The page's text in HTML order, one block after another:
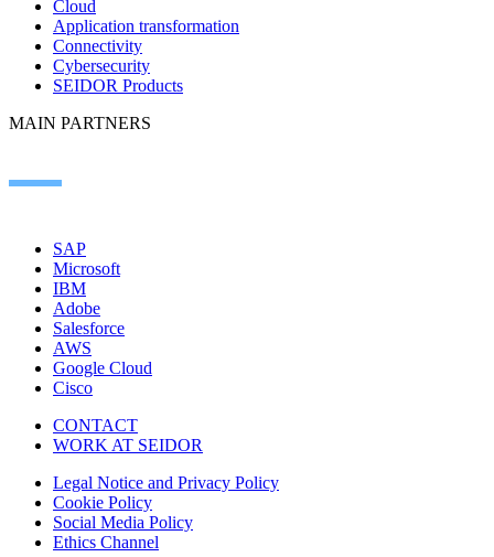
Cloud
Application transformation
Connectivity
Cybersecurity
SEIDOR Products
MAIN PARTNERS
SAP
Microsoft
IBM
Adobe
Salesforce
AWS
Google Cloud
Cisco
CONTACT
WORK AT SEIDOR
Legal Notice and Privacy Policy
Cookie Policy
Social Media Policy
Ethics Channel